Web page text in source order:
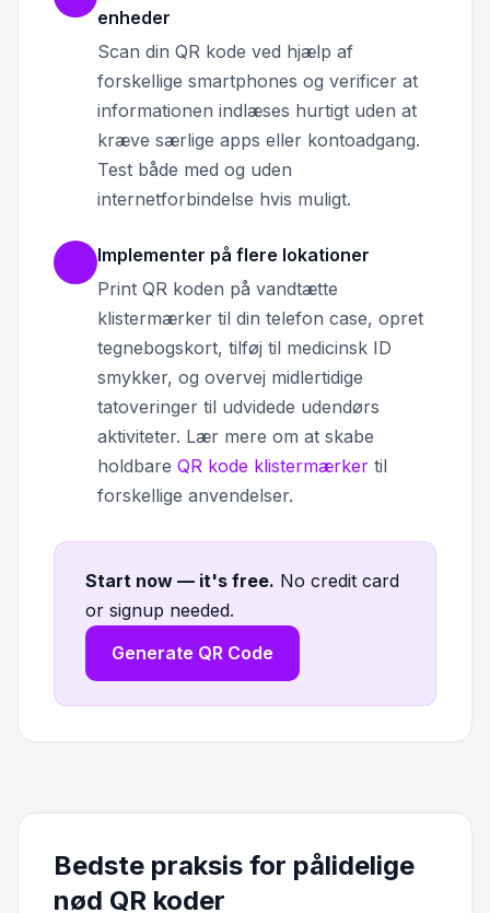
enheder
Scan din QR kode ved hjælp af
forskellige smartphones og verificer at
informationen indlæses hurtigt uden at
kræve særlige apps eller kontoadgang.
Test både med og uden
internetforbindelse hvis muligt.
Implementer på flere lokationer
Print QR koden på vandtætte
klistermærker til din telefon case, opret
tegnebogskort, tilføj til medicinsk ID
smykker, og overvej midlertidige
tatoveringer til udvidede udendørs
aktiviteter. Lær mere om at skabe
holdbare QR kode klistermærker til
forskellige anvendelser.
Start now — it's free. No credit card
or signup needed.
Generate QR Code
Bedste praksis for pålidelige
nød QR koder